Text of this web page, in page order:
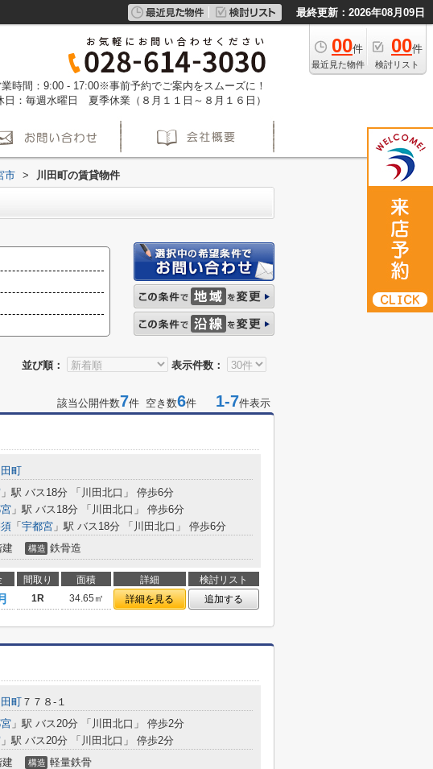
最終更新：2026年08月09日
00件
最近見た物件
00件
検討リスト
時間：9:00 - 17:00※事前予約でご案内をスムーズに！
日：毎週水曜日 夏季休業（８月１１日～８月１６日）
市 > 川田町の賃貸物件
並び順： 表示件数：
該当公開件数7件 空き数6件 1-7件表示
田町
」駅 バス18分 「川田北口」 停歩6分
」駅 バス18分 「川田北口」 停歩6分
「 宇都宮 」駅 バス18分 「川田北口」 停歩6分
建 構造 鉄骨造
間取り 面積 詳細
検討リスト
1R 34.65㎡ 詳細を見る 追加する
田町７７８-１
」駅 バス20分 「川田北口」 停歩2分
」駅 バス20分 「川田北口」 停歩2分
建 構造 軽量鉄骨